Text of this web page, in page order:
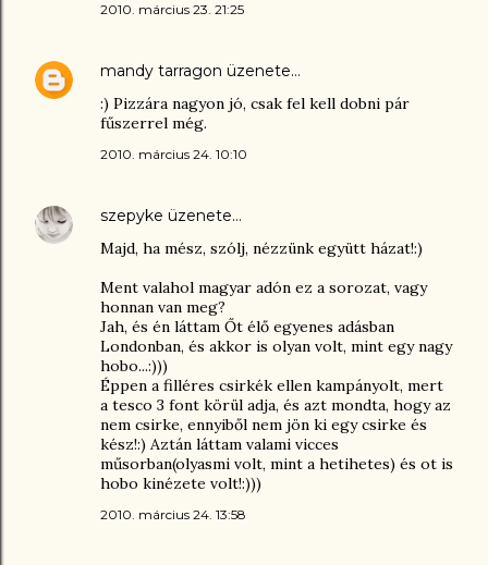
2010. március 23. 21:25
mandy tarragon üzenete…
:) Pizzára nagyon jó, csak fel kell dobni pár
fűszerrel még.
2010. március 24. 10:10
szepyke üzenete…
Majd, ha mész, szólj, nézzünk együtt házat!:)
Ment valahol magyar adón ez a sorozat, vagy
honnan van meg?
Jah, és én láttam Őt élő egyenes adásban
Londonban, és akkor is olyan volt, mint egy nagy
hobo...:)))
Éppen a filléres csirkék ellen kampányolt, mert
a tesco 3 font körül adja, és azt mondta, hogy az
nem csirke, ennyiből nem jön ki egy csirke és
kész!:) Aztán láttam valami vicces
műsorban(olyasmi volt, mint a hetihetes) és ot is
hobo kinézete volt!:)))
2010. március 24. 13:58